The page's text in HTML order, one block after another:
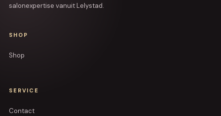
salonexpertise vanuit Lelystad.
SHOP
Shop
SERVICE
Contact